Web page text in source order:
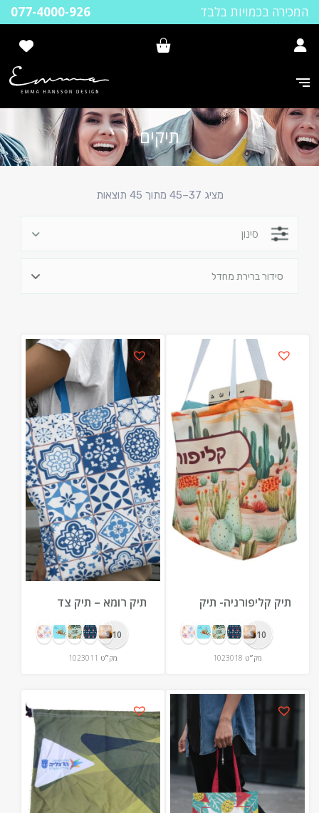
077-4000-926 המכירה בכמויות בלבד
תיקים
סינון
מציג 37–45 מתוך 45 תוצאות
תיק קליפורניה- תיק
עבה במיוחד עם
הדפסה צבעונית
10+
מק״ט 1023018
תיק רומא – תיק צד
מבד סקובה איכותי
10+
מק״ט 1023011